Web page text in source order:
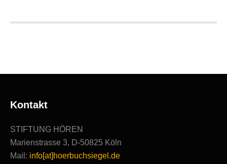
Ausgezeichnete
Kontakt
STIFTUNG HÖREN
Marienstrasse 3, D-50825 Köln
Mail: info[at]hoerbuchsiegel.de